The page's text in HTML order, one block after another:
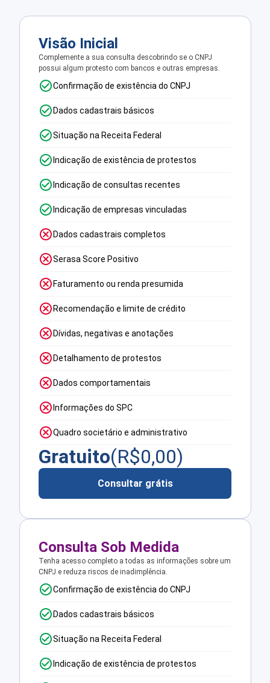
Visão Inicial
Complemente a sua consulta descobrindo se o CNPJ
possui algum protesto com bancos e outras empresas.
Confirmação de existência do CNPJ
Dados cadastrais básicos
Situação na Receita Federal
Indicação de existência de protestos
Indicação de consultas recentes
Indicação de empresas vinculadas
Dados cadastrais completos
Serasa Score Positivo
Faturamento ou renda presumida
Recomendação e limite de crédito
Dívidas, negativas e anotações
Detalhamento de protestos
Dados comportamentais
Informações do SPC
Quadro societário e administrativo
Gratuito(R$0,00)
Consultar grátis
Consulta Sob Medida
Tenha acesso completo a todas as informações sobre um
CNPJ e reduza riscos de inadimplência.
Confirmação de existência do CNPJ
Dados cadastrais básicos
Situação na Receita Federal
Indicação de existência de protestos